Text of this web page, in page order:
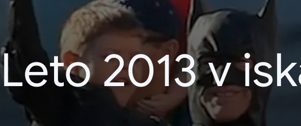
Leto 2013 v